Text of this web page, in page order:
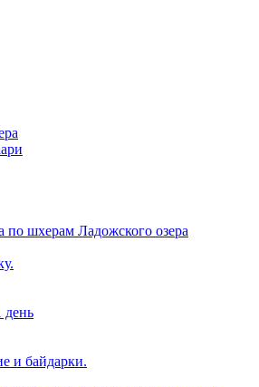
шхерам Ладожского озера
день
и байдарки.